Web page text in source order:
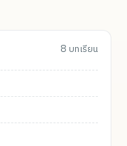
8 บทเรียน